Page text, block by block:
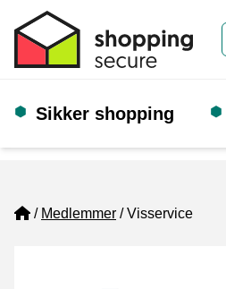
Sikker shopping
Home
Medlemmer Visservice